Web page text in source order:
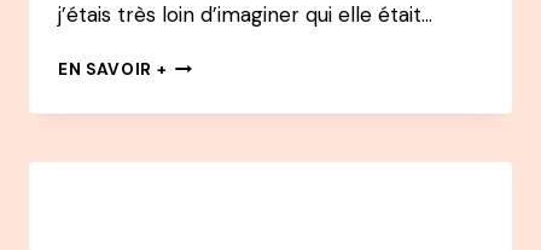
j’étais très loin d’imaginer qui elle était…
EN SAVOIR + #34
–
DECAUX